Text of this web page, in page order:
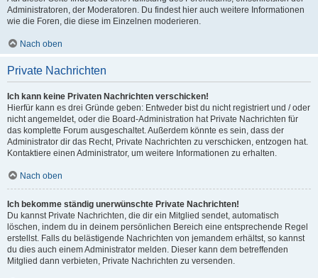
Administratoren, der Moderatoren. Du findest hier auch weitere Informationen
wie die Foren, die diese im Einzelnen moderieren.
Nach oben
Private Nachrichten
Ich kann keine Privaten Nachrichten verschicken!
Hierfür kann es drei Gründe geben: Entweder bist du nicht registriert und / oder
nicht angemeldet, oder die Board-Administration hat Private Nachrichten für
das komplette Forum ausgeschaltet. Außerdem könnte es sein, dass der
Administrator dir das Recht, Private Nachrichten zu verschicken, entzogen hat.
Kontaktiere einen Administrator, um weitere Informationen zu erhalten.
Nach oben
Ich bekomme ständig unerwünschte Private Nachrichten!
Du kannst Private Nachrichten, die dir ein Mitglied sendet, automatisch
löschen, indem du in deinem persönlichen Bereich eine entsprechende Regel
erstellst. Falls du belästigende Nachrichten von jemandem erhältst, so kannst
du dies auch einem Administrator melden. Dieser kann dem betreffenden
Mitglied dann verbieten, Private Nachrichten zu versenden.